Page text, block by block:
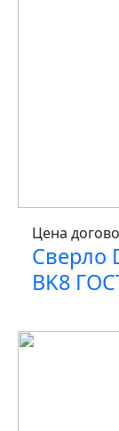
Цена
Сверло
BK8